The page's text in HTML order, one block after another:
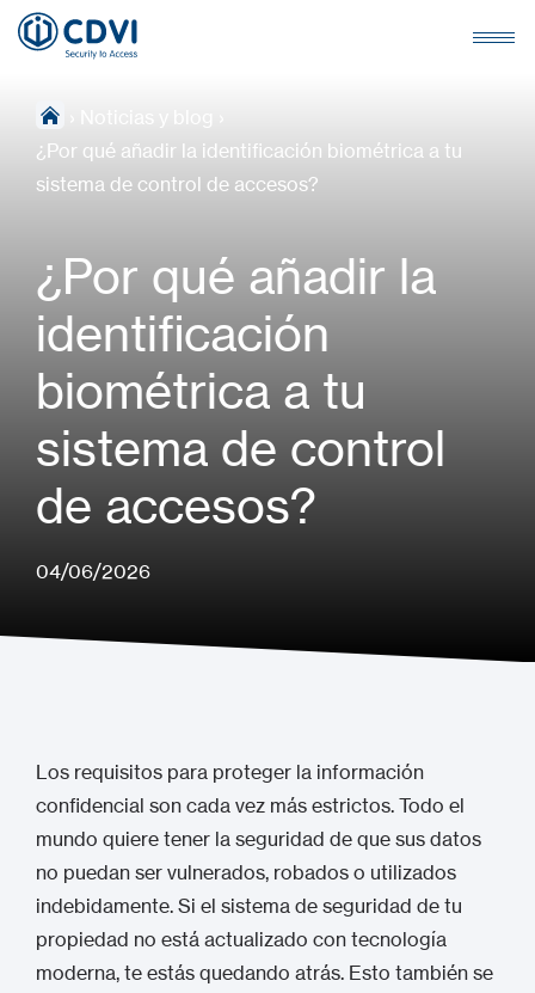
¿Por qué añadir la identificación biométrica a tu
sistema de control de accesos?
¿Por qué añadir la
identificación
biométrica a tu
sistema de control
de accesos?
04/06/2026
Los requisitos para proteger la información
confidencial son cada vez más estrictos. Todo el
mundo quiere tener la seguridad de que sus datos
no puedan ser vulnerados, robados o utilizados
indebidamente. Si el sistema de seguridad de tu
propiedad no está actualizado con tecnología
moderna, te estás quedando atrás. Esto también se